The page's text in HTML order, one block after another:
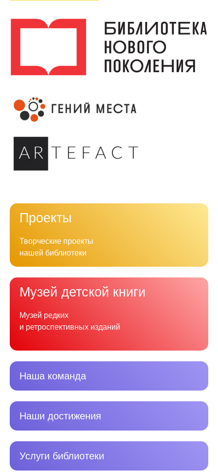
Проекты
Творческие проекты
нашей библиотеки
Музей детской книги
Музей редких
и ретроспективных изданий
Наша команда
Наши достижения
Услуги библиотеки